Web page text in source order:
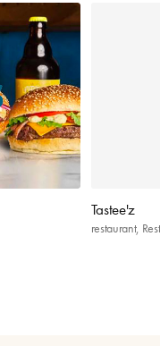
Tastee'z
restaurant,